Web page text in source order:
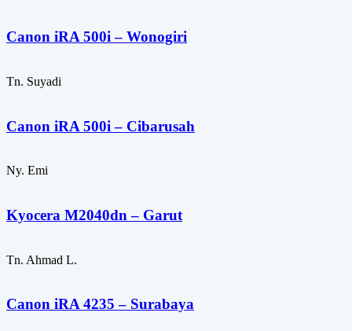
Canon iRA 500i – Wonogiri
Tn. Suyadi
Canon iRA 500i – Cibarusah
Ny. Emi
Kyocera M2040dn – Garut
Tn. Ahmad L.
Canon iRA 4235 – Surabaya